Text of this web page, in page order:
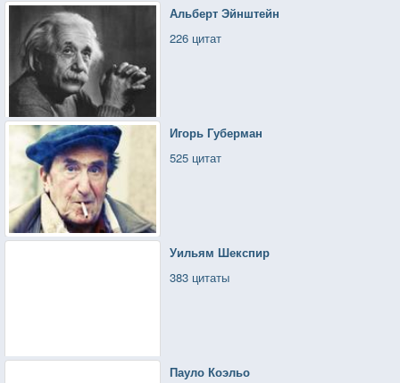
Альберт Эйнштейн
226 цитат
Игорь Губерман
525 цитат
Уильям Шекспир
383 цитаты
Пауло Коэльо